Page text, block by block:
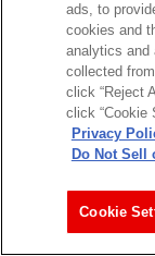
ads, to
cookies and
analytics and
collected
click “Reject
click “Cookie
Privacy
Do Not Sell
Cookie